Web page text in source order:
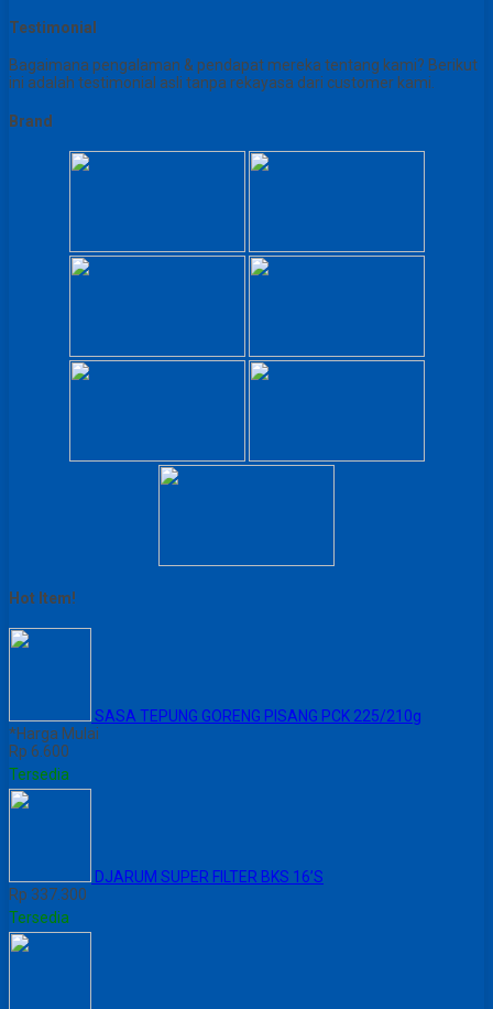
Testimonial
Bagaimana pengalaman & pendapat mereka tentang kami? Berikut
ini adalah testimonial asli tanpa rekayasa dari customer kami.
Brand
Hot Item!
SASA TEPUNG GORENG PISANG PCK 225/210g
*Harga Mulai
Rp 6.600
Tersedia
DJARUM SUPER FILTER BKS 16’S
Rp 337.300
Tersedia